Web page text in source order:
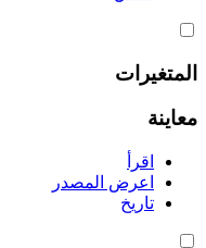
المتغيرات
معاينة
اقرأ
اعرض المصدر
تاريخ